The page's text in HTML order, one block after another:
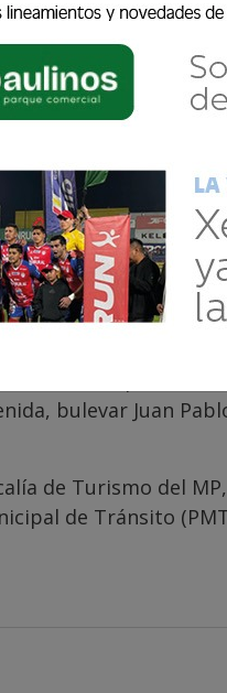
41 de
(MP), ejecutan
a más de
operativos se
PNC y fiscales.
especializadas
1, 2, 3 y 7 de
operativos
bulevar Juan
de Turismo del
de Tránsito